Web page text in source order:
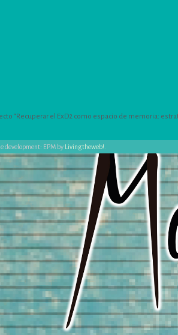
“Recuperar el ExD2 como espacio de memoria:
development: EPM by Livingtheweb!